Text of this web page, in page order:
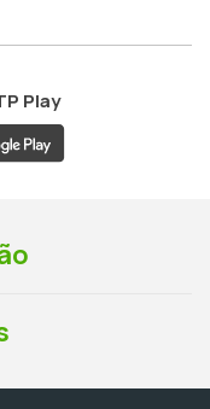
Play